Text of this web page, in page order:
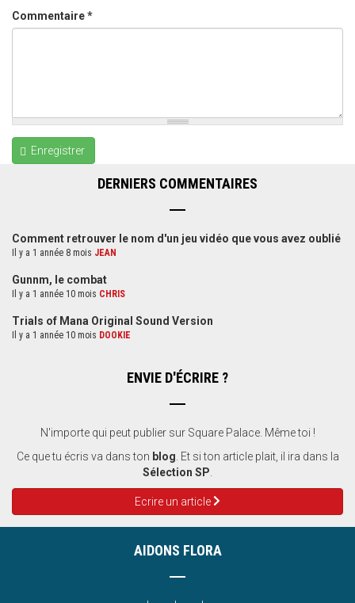
Commentaire*
Enregistrer
DERNIERS COMMENTAIRES
Comment retrouver le nom d'un jeu vidéo que vous avez oublié
Il y a 1 année 8 mois JEAN
Gunnm, le combat
Il y a 1 année 10 mois CHRIS
Trials of Mana Original Sound Version
Il y a 1 année 10 mois DOOKIE
ENVIE D'ÉCRIRE ?
N'importe qui peut publier sur Square Palace. Même toi !
Ce que tu écris va dans ton blog . Et si ton article plait, il ira dans la
Sélection SP
Ecrire un article
AIDONS FLORA